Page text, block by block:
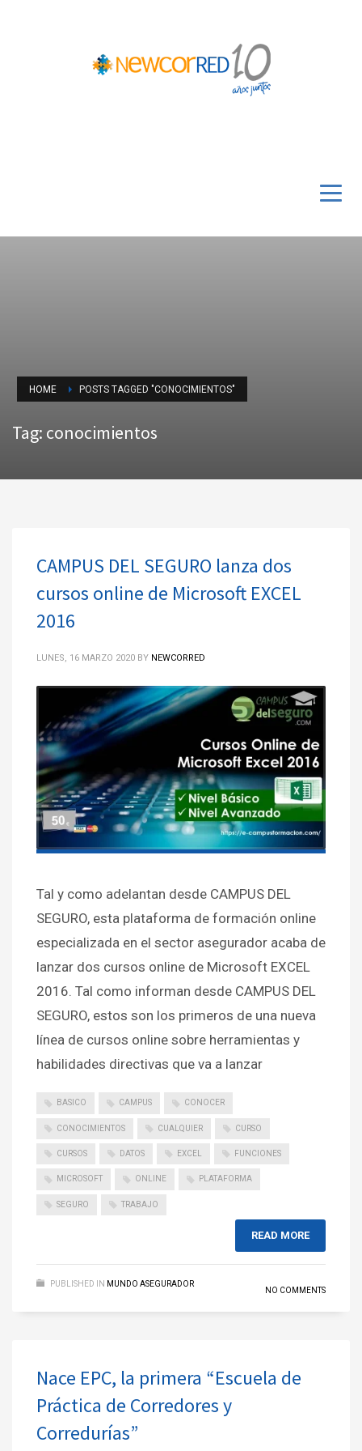
HOME POSTS TAGGED "CONOCIMIENTOS"
Tag: conocimientos
CAMPUS DEL SEGURO lanza dos
cursos online de Microsoft EXCEL
2016
LUNES, 16 MARZO 2020 BY NEWCORRED
Tal y como adelantan desde CAMPUS DEL
SEGURO, esta plataforma de formación online
especializada en el sector asegurador acaba de
lanzar dos cursos online de Microsoft EXCEL
2016. Tal como informan desde CAMPUS DEL
SEGURO, estos son los primeros de una nueva
línea de cursos online sobre herramientas y
habilidades directivas que va a lanzar
BASICO CAMPUS CONOCER
CONOCIMIENTOS CUALQUIER CURSO
CURSOS DATOS EXCEL FUNCIONES
MICROSOFT ONLINE PLATAFORMA
SEGURO TRABAJO
READ MORE
PUBLISHED IN MUNDO ASEGURADOR
NO COMMENTS
Nace EPC, la primera “Escuela de
Práctica de Corredores y
Corredurías”